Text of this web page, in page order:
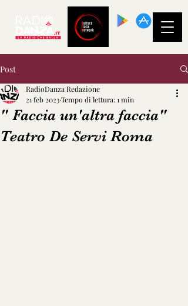
Post
" Faccia un'altra faccia"
Teatro De Servi Roma
RadioDanza Redazione
21 feb 2023Tempo di lettura: 1 min